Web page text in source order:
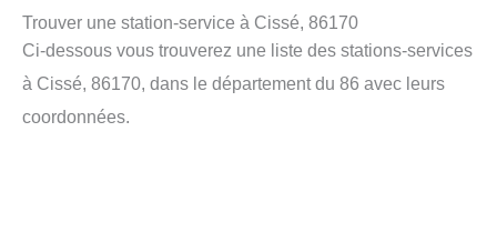
Trouver une station-service à Cissé, 86170
Ci-dessous vous trouverez une liste des stations-services
à Cissé, 86170, dans le département du 86 avec leurs
coordonnées.